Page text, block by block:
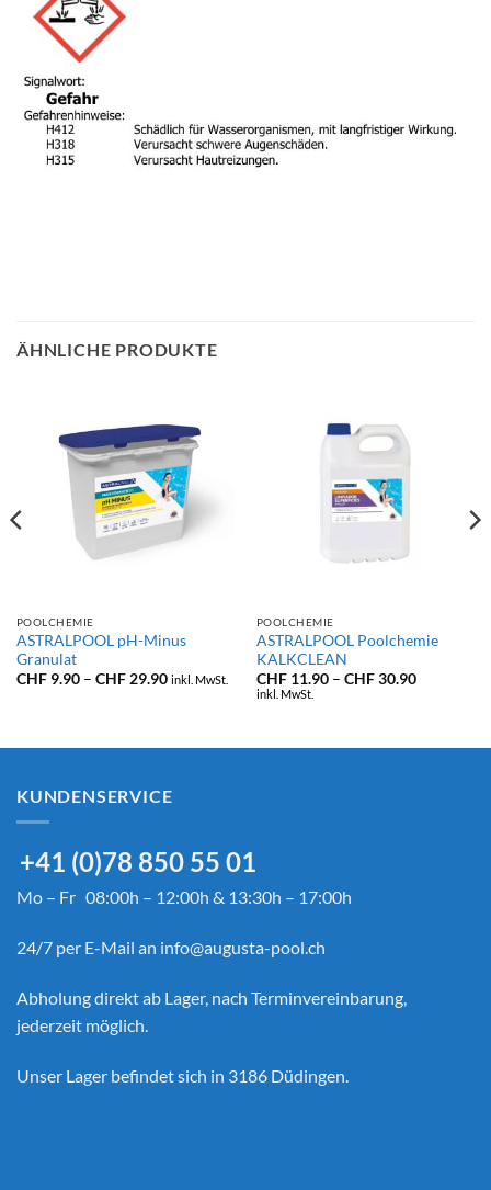
ÄHNLICHE PRODUKTE
POOLCHEMIE
ASTRALPOOL pH-Minus
Granulat
CHF9.90 – CHF29.90Preisspanne:
inkl. MwSt.
POOLCHEMIE
ASTRALPOOL Poolchemie
KALKCLEAN
CHF11.90 – CHF30.90
inkl. MwSt.
KUNDENSERVICE
+41 (0)78 850 55 01
Mo – Fr 08:00h – 12:00h & 13:30h – 17:00h
24/7 per E-Mail an info@augusta-pool.ch
Abholung direkt ab Lager, nach Terminvereinbarung,
jederzeit möglich.
Unser Lager befindet sich in 3186 Düdingen.